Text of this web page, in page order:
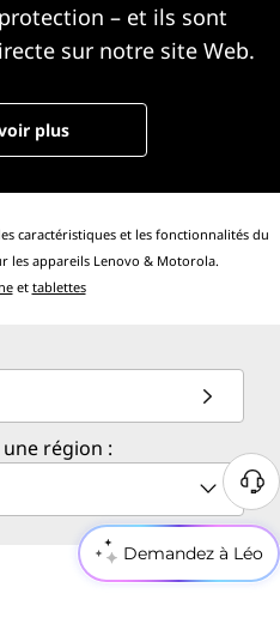
Demandez à Léo
– et ils sont
sur notre site Web.
plus
caractéristiques et les fonctionnalités du
les appareils Lenovo & Motorola.
et tablettes
région :